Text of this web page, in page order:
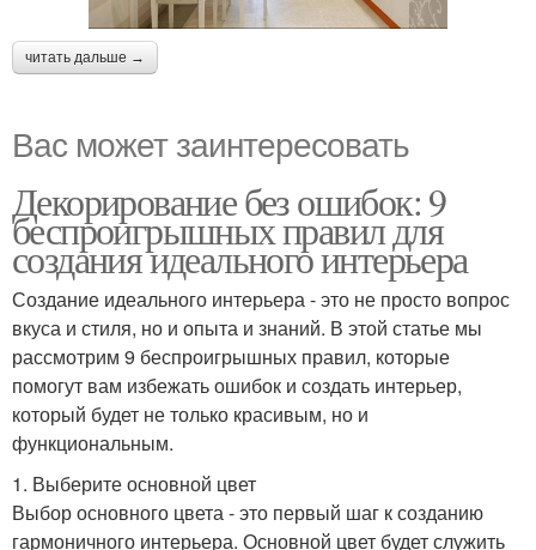
читать дальше →
Вас может заинтересовать
Декорирование без ошибок: 9
беспроигрышных правил для
создания идеального интерьера
Создание идеального интерьера - это не просто вопрос
вкуса и стиля, но и опыта и знаний. В этой статье мы
рассмотрим 9 беспроигрышных правил, которые
помогут вам избежать ошибок и создать интерьер,
который будет не только красивым, но и
функциональным.
1. Выберите основной цвет
Выбор основного цвета - это первый шаг к созданию
гармоничного интерьера. Основной цвет будет служить